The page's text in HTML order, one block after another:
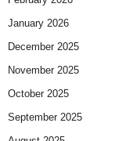
January 2026
December 2025
November 2025
October 2025
September 2025